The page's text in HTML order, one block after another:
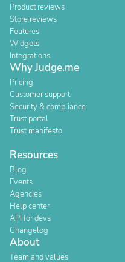
Product reviews
Store reviews
Features
Widgets
Integrations
Why Judge.me
Pricing
Customer support
Security & compliance
Trust portal
Trust manifesto
Resources
Blog
Events
Agencies
Help center
API for devs
Changelog
About
Team and values